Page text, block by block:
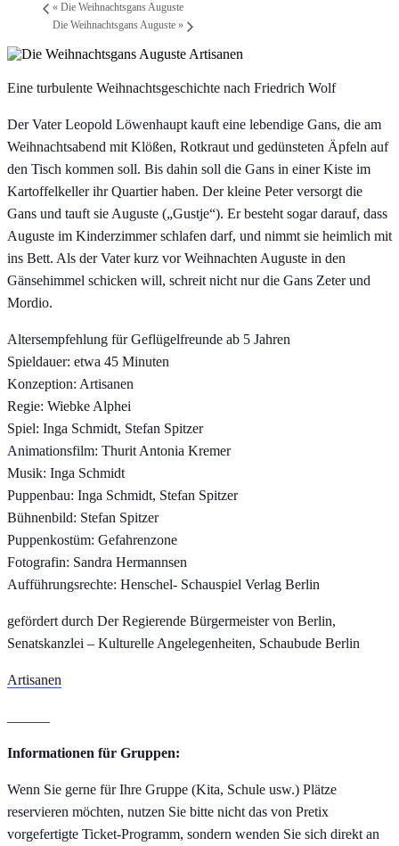
« Die Weihnachtsgans Auguste
Die Weihnachtsgans Auguste »
Eine turbulente Weihnachtsgeschichte nach Friedrich Wolf
Der Vater Leopold Löwenhaupt kauft eine lebendige Gans, die am
Weihnachtsabend mit Klößen, Rotkraut und gedünsteten Äpfeln auf
den Tisch kommen soll. Bis dahin soll die Gans in einer Kiste im
Kartoffelkeller ihr Quartier haben. Der kleine Peter versorgt die
Gans und tauft sie Auguste („Gustje“). Er besteht sogar darauf, dass
Auguste im Kinderzimmer schlafen darf, und nimmt sie heimlich mit
ins Bett. Als der Vater kurz vor Weihnachten Auguste in den
Gänsehimmel schicken will, schreit nicht nur die Gans Zeter und
Mordio.
Altersempfehlung für Geflügelfreunde ab 5 Jahren
Spieldauer: etwa 45 Minuten
Konzeption: Artisanen
Regie: Wiebke Alphei
Spiel: Inga Schmidt, Stefan Spitzer
Animationsfilm: Thurit Antonia Kremer
Musik: Inga Schmidt
Puppenbau: Inga Schmidt, Stefan Spitzer
Bühnenbild: Stefan Spitzer
Puppenkostüm: Gefahrenzone
Fotografin: Sandra Hermannsen
Aufführungsrechte: Henschel- Schauspiel Verlag Berlin
gefördert durch Der Regierende Bürgermeister von Berlin,
Senatskanzlei – Kulturelle Angelegenheiten, Schaubude Berlin
Artisanen
Informationen für Gruppen:
Wenn Sie gerne für Ihre Gruppe (Kita, Schule usw.) Plätze
reservieren möchten, nutzen Sie bitte nicht das von Pretix
vorgefertigte Ticket-Programm, sondern wenden Sie sich direkt an